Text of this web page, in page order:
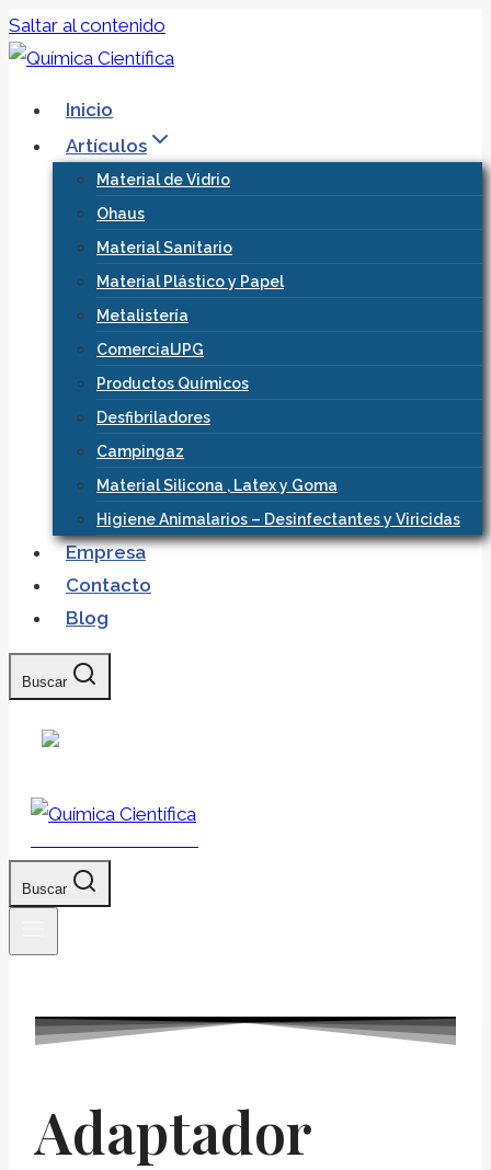
Saltar al contenido
Inicio
Artículos
Material de Vidrio
Ohaus
Material Sanitario
Material Plástico y Papel
Metalistería
ComercialJPG
Productos Químicos
Desfibriladores
Campingaz
Material Silicona , Latex y Goma
Higiene Animalarios – Desinfectantes y Viricidas
Empresa
Contacto
Blog
Buscar
Buscar
Adaptador